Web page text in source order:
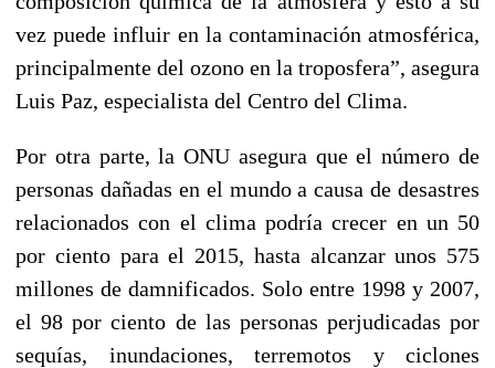
vez puede influir en la contaminación atmosférica,
principalmente del ozono en la troposfera”, asegura
Luis Paz, especialista del Centro del Clima.
Por otra parte, la ONU asegura que el número de
personas dañadas en el mundo a causa de desastres
relacionados con el clima podría crecer en un 50
por ciento para el 2015, hasta alcanzar unos 575
millones de damnificados. Solo entre 1998 y 2007,
el 98 por ciento de las personas perjudicadas por
sequías, inundaciones, terremotos y ciclones